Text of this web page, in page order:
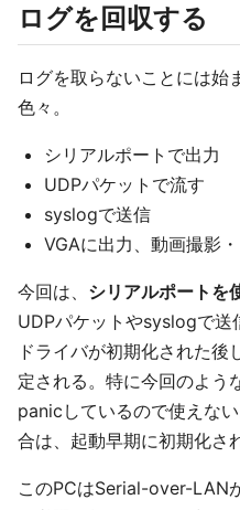
ログを回収する
ログを取らないことには始
色々。
シリアルポートで出力
UDPパケットで流す
syslogで送信
VGAに出力、動画撮影
今回は、 シリアルポートを
UDPパケットやsyslogで送
ドライバが初期化された後
定される。特に今回のよう
panicしているので使えな
合は、起動早期に初期化さ
このPCはSerial-over-LAN